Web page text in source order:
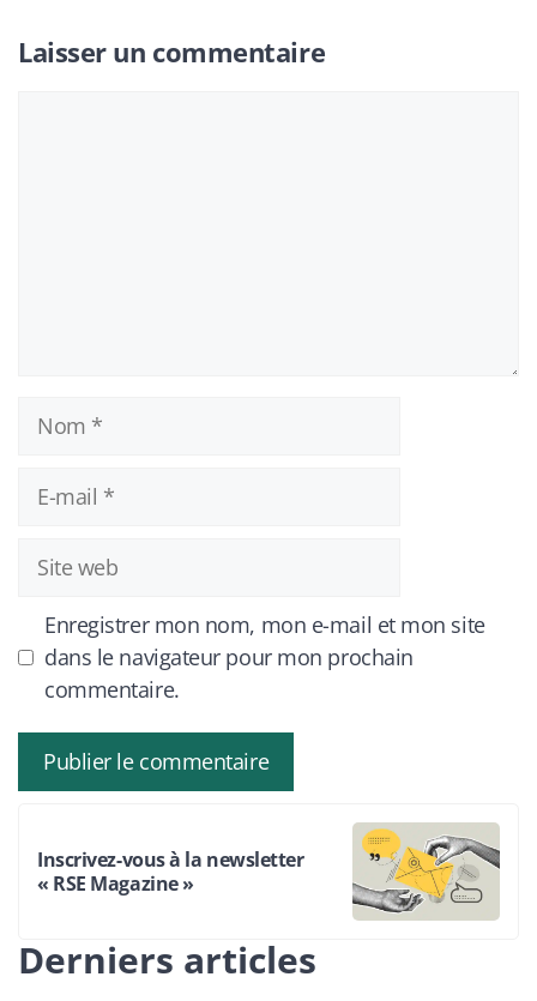
Laisser un commentaire
Nom
Site
Enregistrer mon nom, mon e-mail et mon site
dans le navigateur pour mon prochain
commentaire.
Inscrivez-vous à la newsletter
« RSE Magazine »
Derniers articles